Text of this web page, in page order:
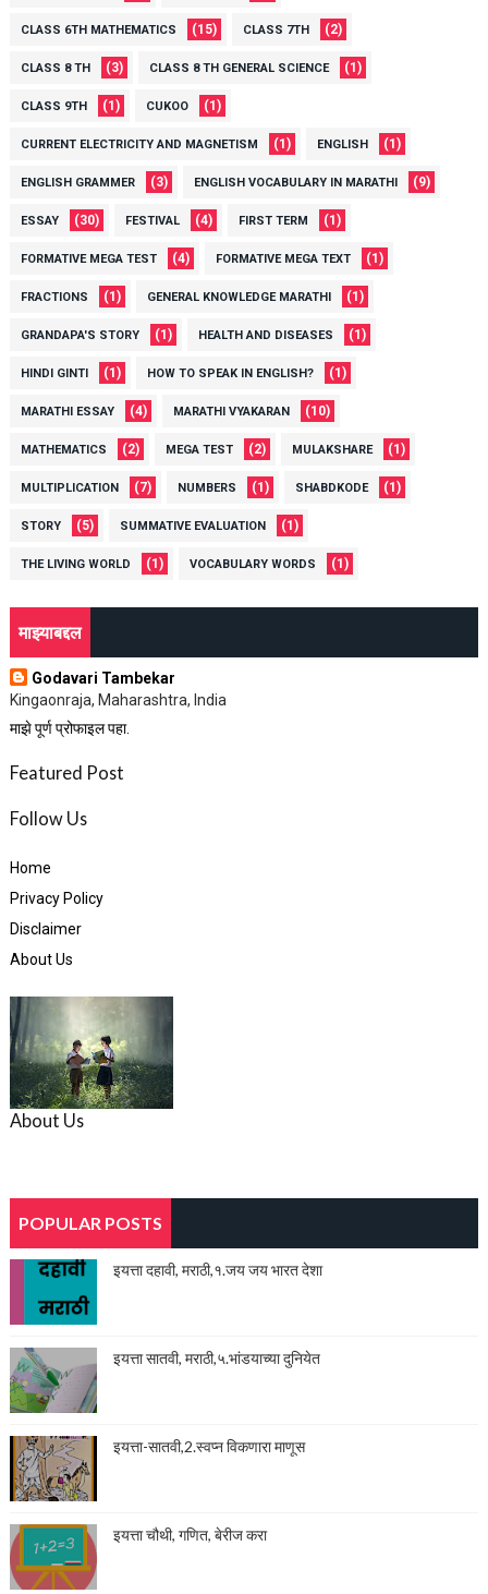
CLASS 6TH MATHEMATICS (15) CLASS 7TH (2)
CLASS 8 TH (3) CLASS 8 TH GENERAL SCIENCE (1)
CLASS 9TH (1) CUKOO (1)
CURRENT ELECTRICITY AND MAGNETISM (1) ENGLISH (1)
ENGLISH GRAMMER (3) ENGLISH VOCABULARY IN MARATHI (9)
ESSAY (30) FESTIVAL (4) FIRST TERM (1)
FORMATIVE MEGA TEST (4) FORMATIVE MEGA TEXT (1)
FRACTIONS (1) GENERAL KNOWLEDGE MARATHI (1)
GRANDAPA'S STORY (1) HEALTH AND DISEASES (1)
HINDI GINTI (1) HOW TO SPEAK IN ENGLISH? (1)
MARATHI ESSAY (4) MARATHI VYAKARAN (10)
MATHEMATICS (2) MEGA TEST (2) MULAKSHARE (1)
MULTIPLICATION (7) NUMBERS (1) SHABDKODE (1)
STORY (5) SUMMATIVE EVALUATION (1)
THE LIVING WORLD (1) VOCABULARY WORDS (1)
माझ्याबद्दल
Godavari Tambekar
Kingaonraja, Maharashtra, India
माझे पूर्ण प्रोफाइल पहा.
Featured Post
Follow Us
Home
Privacy Policy
Disclaimer
About Us
About Us
POPULAR POSTS
इयत्ता दहावी, मराठी,१.जय जय भारत देशा
इयत्ता सातवी, मराठी,५.भांडयाच्या दुनियेत
इयत्ता-सातवी,2.स्वप्न विकणारा माणूस
इयत्ता चौथी, गणित, बेरीज करा